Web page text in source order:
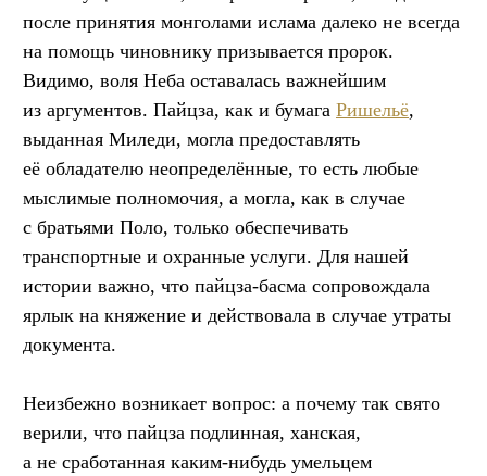
после принятия монголами ислама далеко не всегда
на помощь чиновнику призывается пророк.
Видимо, воля Неба оставалась важнейшим
из аргументов. Пайцза, как и бумага Ришельё,
выданная Миледи, могла предоставлять
её обладателю неопределённые, то есть любые
мыслимые полномочия, а могла, как в случае
с братьями Поло, только обеспечивать
транспортные и охранные услуги. Для нашей
истории важно, что пайцза-басма сопровождала
ярлык на княжение и действовала в случае утраты
документа.
Неизбежно возникает вопрос: а почему так свято
верили, что пайцза подлинная, ханская,
а не сработанная каким-нибудь умельцем